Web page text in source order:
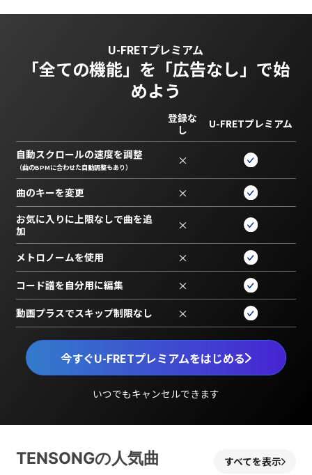
U-FRETプレミアム
「全ての機能」を 「広告なし」で始
めよう
今すぐU-FRETプレミアムをはじめる
いつでもキャンセルできます
登録な
し
U-FRETプレミアム
自動スクロールの速度を調整
（曲のBPMに合わせた自動調整もあり） ×
曲のキーを変更 ×
お気に入りに上限なしで曲を追
加
×
メトロノームを使用 ×
コード譜を自分用に編集 ×
動画プラスでスキップ制限なし ×
TENSONGの人気曲 すべてを表示